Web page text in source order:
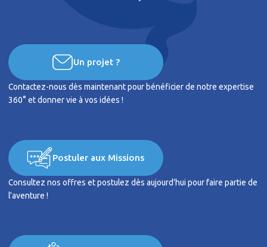
Un projet ?
Contactez-nous dès maintenant pour bénéficier de notre expertise
360° et donner vie à vos idées !
Postuler aux Missions
Consultez nos offres et postulez dès aujourd'hui pour faire partie de
l'aventure !